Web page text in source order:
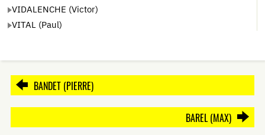
VIDALENCHE (Victor)
VITAL (Paul)
BANDET (PIERRE)
BAREL (MAX)